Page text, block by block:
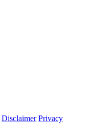
Disclaimer Privacy